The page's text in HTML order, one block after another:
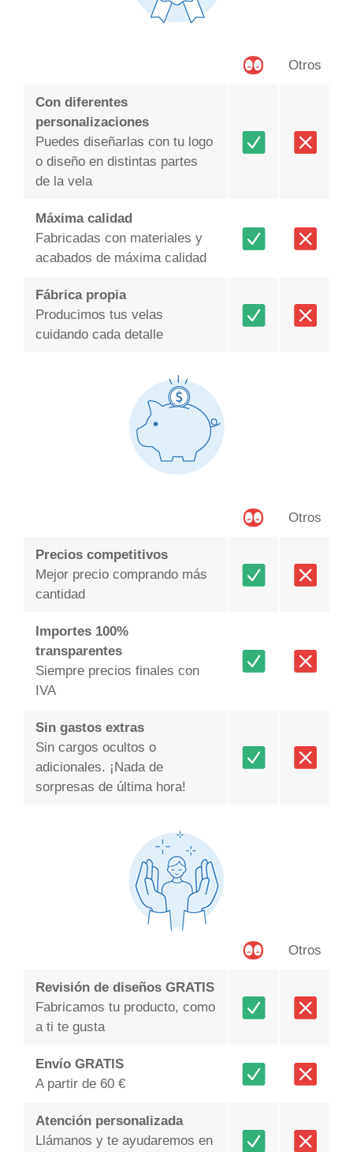
Otros
Con diferentes
personalizaciones
Puedes diseñarlas con tu logo
o diseño en distintas partes
de la vela
Máxima calidad
Fabricadas con materiales y
acabados de máxima calidad
Fábrica propia
Producimos tus velas
cuidando cada detalle
Otros
Precios competitivos
Mejor precio comprando más
cantidad
Importes 100%
transparentes
Siempre precios finales con
IVA
Sin gastos extras
Sin cargos ocultos o
adicionales. ¡Nada de
sorpresas de última hora!
Otros
Revisión de diseños GRATIS
Fabricamos tu producto, como
a ti te gusta
Envío GRATIS
A partir de 60 €
Atención personalizada
Llámanos y te ayudaremos en